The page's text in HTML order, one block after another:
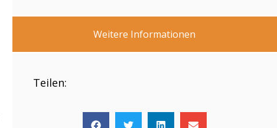
Weitere Informationen
Teilen: